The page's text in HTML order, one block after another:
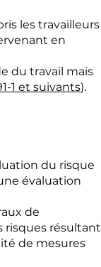
les travailleurs
en
du travail mais
1 et suivants).
du risque
évaluation
de
risques résultant
de mesures